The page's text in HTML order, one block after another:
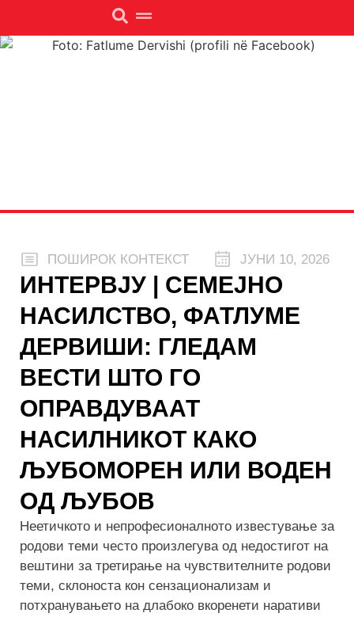
ПОШИРОК КОНТЕКСТ ЈУНИ 10, 2026
ИНТЕРВЈУ | СЕМЕЈНО
НАСИЛСТВО, ФАТЛУМЕ
ДЕРВИШИ: ГЛЕДАМ
ВЕСТИ ШТО ГО
ОПРАВДУВААТ
НАСИЛНИКОТ КАКО
ЉУБОМОРЕН ИЛИ ВОДЕН
ОД ЉУБОВ
Неетичкото и непрофесионалното известување за
родови теми често произлегува од недостигот на
вештини за третирање на чувствителните родови
теми, склоноста кон сензационализам и
потхранувањето на длабоко вкоренети наративи